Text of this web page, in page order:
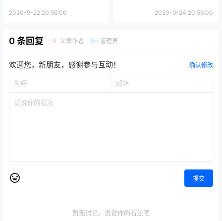
2020-9-22 20:56:00 2020-9-24 20:56:00
0 条回复 A 文章作者 M 管理员
欢迎您，新朋友，感谢参与互动！ 确认修改
提交
暂无讨论，说说你的看法吧